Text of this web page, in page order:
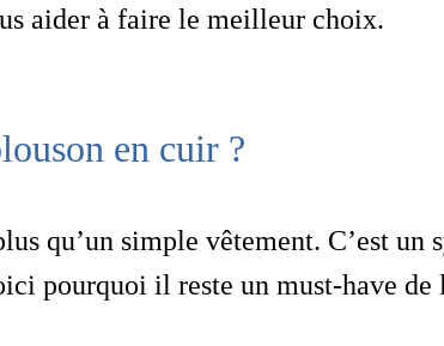
aider à faire le meilleur choix.
en cuir ?
qu’un simple vêtement. C’est un
pourquoi il reste un must-have de